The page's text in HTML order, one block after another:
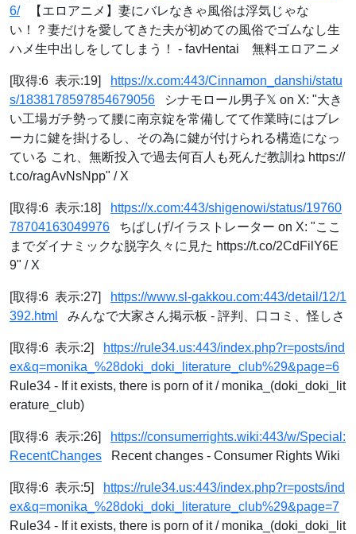
6/【エロアニメ】妻にバレなきゃ風俗は浮気じゃな
い！？妻だけを愛してきた夫が初めての風俗でゴムなし生
ハメ生中出しをしてしまう！ - favHentai 無料エロアニメ
[取得:6 表示:19]
https://x.com:443/Cinnamon_danshi/statu
s/1838178597854679056 シナモロール男子𝕏 on X: "大き
い工場ガチ勢って腰に南京錠を常備してて作業時にはブレ
ーカに鍵を掛けるし、その為に鍵が付けられる構造になっ
ている これ、無断投入で過去何百人も死んだ教訓ね https://
t.co/ragAvNsNpp" / X
[取得:6 表示:18]
https://x.com:443/shigenowi/status/19760
78704163049976 ちばしげ/イラストレーター on X: "ここ
までダイナミックな脱字久々に見た https://t.co/2CdFilY6E
9" / X
[取得:6 表示:27]
https://www.sl-gakkou.com:443/detail/12/1
392.html
みんなで大家さん掲示板 - 評判、口コミ、怪しさ
[取得:6 表示:2]
https://rule34.us:443/index.php?r=posts/ind
ex&q=monika_%28doki_doki_literature_club%29&page=6
Rule34 - If it exists, there is porn of it / monika_(doki_doki_lit
erature_club)
[取得:6 表示:26]
https://consumerrights.wiki:443/w/Special:
RecentChanges Recent changes - Consumer Rights Wiki
[取得:6 表示:5]
https://rule34.us:443/index.php?r=posts/ind
ex&q=monika_%28doki_doki_literature_club%29&page=7
Rule34 - If it exists, there is porn of it / monika_(doki_doki_lit